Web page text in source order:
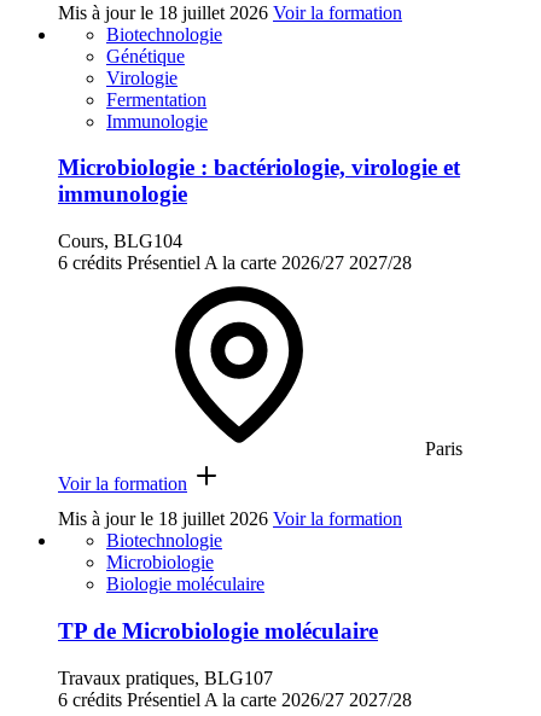
Mis à jour le 18 juillet 2026 Voir la formation
Biotechnologie
Génétique
Virologie
Fermentation
Immunologie
Microbiologie : bactériologie, virologie et
immunologie
Cours, BLG104
6 crédits Présentiel A la carte 2026/27 2027/28
Paris
Voir la formation
Mis à jour le 18 juillet 2026 Voir la formation
Biotechnologie
Microbiologie
Biologie moléculaire
TP de Microbiologie moléculaire
Travaux pratiques, BLG107
6 crédits Présentiel A la carte 2026/27 2027/28